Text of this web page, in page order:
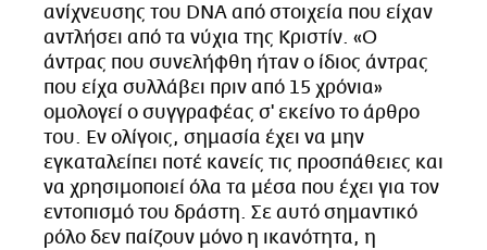
ανίχνευσης του DNA από στοιχεία που είχαν
αντλήσει από τα νύχια της Κριστίν. «Ο
άντρας που συνελήφθη ήταν ο ίδιος άντρας
που είχα συλλάβει πριν από 15 χρόνια»
ομολογεί ο συγγραφέας σ' εκείνο το άρθρο
του. Εν ολίγοις, σημασία έχει να μην
εγκαταλείπει ποτέ κανείς τις προσπάθειες και
να χρησιμοποιεί όλα τα μέσα που έχει για τον
εντοπισμό του δράστη. Σε αυτό σημαντικό
ρόλο δεν παίζουν μόνο η ικανότητα, η